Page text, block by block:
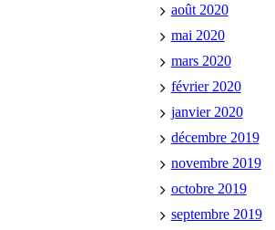
août 2020
mai 2020
mars 2020
février 2020
janvier 2020
décembre 2019
novembre 2019
octobre 2019
septembre 2019